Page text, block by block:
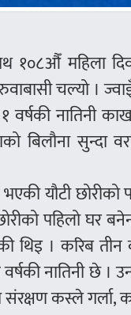
१०८औँ महिला
चल्यो ।
वर्षकी नातिनी
बिलौना सुन्दा
यौटी छोरीको
पहिलो घर
थिइ । करिब तीन
वर्षकी नातिनी छे ।
संरक्षण कस्ले गर्ला,